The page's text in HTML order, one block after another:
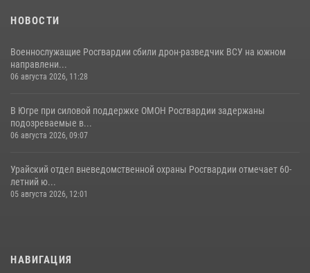
НОВОСТИ
Военнослужащие Росгвардии сбили дрон-разведчик ВСУ на южном
направлени...
06 августа 2026, 11:28
В Югре при силовой поддержке ОМОН Росгвардии задержаны
подозреваемые в...
06 августа 2026, 09:07
Урайский отдел вневедомственной охраны Росгвардии отмечает 60-
летний ю...
05 августа 2026, 12:01
НАВИГАЦИЯ